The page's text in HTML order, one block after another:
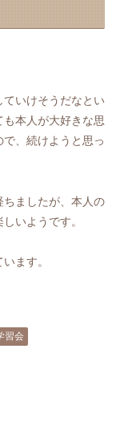
いけそうだなとい
本人が大好きな思
、続けようと思っ
ちましたが、本人の
いようです。
ます。
習会